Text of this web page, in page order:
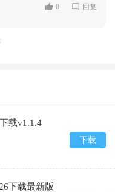
0 回复
载v1.1.4
下载
下载最新版